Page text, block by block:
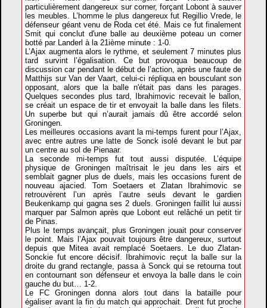
particulièrement dangereux sur corner, forçant Lobont à sauver
les meubles. L’homme le plus dangereux fut Regillio Vrede, le
défenseur géant venu de Roda cet été. Mais ce fut finalement
Smit qui conclut d'une balle au deuxième poteau un corner
botté par Landerl à la 21ième minute : 1-0.
L’Ajax augmenta alors le rythme, et seulement 7 minutes plus
tard survint l’égalisation. Ce but provoqua beaucoup de
discussion car pendant le début de l’action, après une faute de
Matthijs sur Van der Vaart, celui-ci répliqua en bousculant son
opposant, alors que la balle n'était pas dans les parages.
Quelques secondes plus tard, Ibrahimovic recevait le ballon,
se créait un espace de tir et envoyait la balle dans les filets.
Un superbe but qui n’aurait jamais dû être accordé selon
Groningen.
Les meilleures occasions avant la mi-temps furent pour l’Ajax,
avec entre autres une latte de Sonck isolé devant le but par
un centre au sol de Pienaar.
La seconde mi-temps fut tout aussi disputée. L’équipe
physique de Groningen maîtrisait le jeu dans les airs et
semblait gagner plus de duels, mais les occasions furent de
nouveau ajacied. Tom Soetaers et Zlatan Ibrahimovic se
retrouvèrent l’un après l’autre seuls devant le gardien
Beukenkamp qui gagna ses 2 duels. Groningen faillit lui aussi
marquer par Salmon après que Lobont eut relâché un petit tir
de Pinas.
Plus le temps avançait, plus Groningen jouait pour conserver
le point. Mais l’Ajax pouvait toujours être dangereux, surtout
depuis que Mitea avait remplacé Soetaers. Le duo Zlatan-
Sonckie fut encore décisif. Ibrahimovic reçut la balle sur la
droite du grand rectangle, passa à Sonck qui se retourna tout
en contournant son défenseur et envoya la balle dans le coin
gauche du but… 1-2.
Le FC Groningen donna alors tout dans la bataille pour
égaliser avant la fin du match qui approchait. Drent fut proche